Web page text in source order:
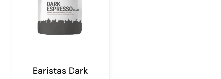
Baristas Dark